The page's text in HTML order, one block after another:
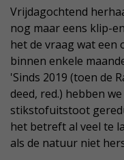
Vrijdagochtend
nog maar eens klip-
het de vraag wat een
binnen enkele
'Sinds 2019 (toen de
deed, red.) hebben
stikstofuitstoot
het betreft al veel te
als de natuur niet